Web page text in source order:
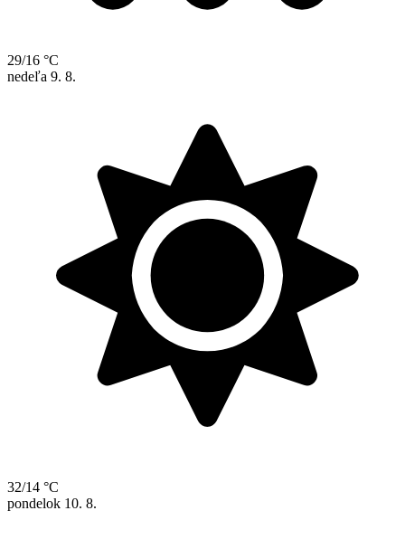
29/16 °C
nedeľa 9. 8.
32/14 °C
pondelok 10. 8.